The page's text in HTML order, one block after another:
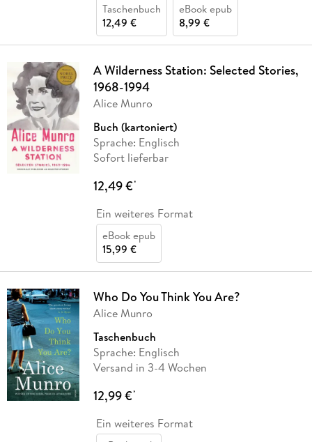
Taschenbuch
12,49 €
eBook epub
8,99 €
A Wilderness Station: Selected Stories,
1968-1994
Alice Munro
Buch (kartoniert)
Sprache: Englisch
Sofort lieferbar
12,49 €*
Ein weiteres Format
eBook epub
15,99 €
Who Do You Think You Are?
Alice Munro
Taschenbuch
Sprache: Englisch
Versand in 3-4 Wochen
12,99 €*
Ein weiteres Format